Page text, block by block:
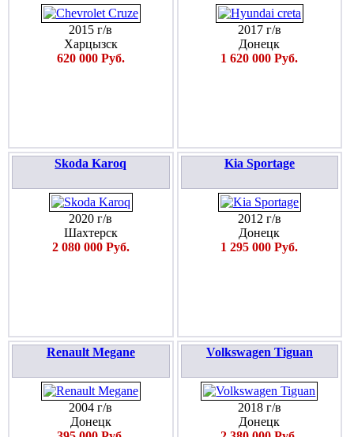
2015 г/в
Харцызск
620 000 Руб.
2017 г/в
Донецк
1 620 000 Руб.
Skoda Karoq
2020 г/в
Шахтерск
2 080 000 Руб.
Kia Sportage
2012 г/в
Донецк
1 295 000 Руб.
Renault Megane
2004 г/в
Донецк
Volkswagen Tiguan
2018 г/в
Донецк